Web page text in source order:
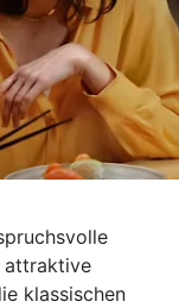
attraktive
klassischen